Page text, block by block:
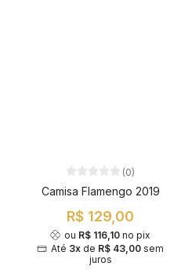
(0)
Camisa Flamengo 2019
R$ 129,00
ou R$ 116,10 no pix
Até 3x de R$ 43,00 sem
juros